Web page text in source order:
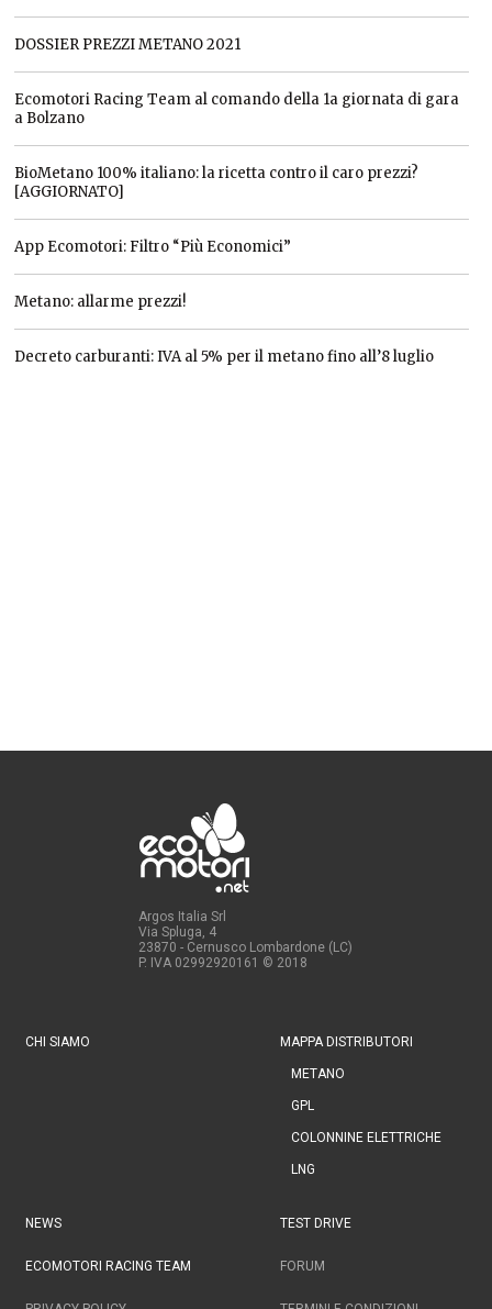
DOSSIER PREZZI METANO 2021
Ecomotori Racing Team al comando della 1a giornata di gara
a Bolzano
BioMetano 100% italiano: la ricetta contro il caro prezzi?
[AGGIORNATO]
App Ecomotori: Filtro “Più Economici”
Metano: allarme prezzi!
Decreto carburanti: IVA al 5% per il metano fino all’8 luglio
Argos Italia Srl
Via Spluga, 4
23870 - Cernusco Lombardone (LC)
P. IVA 02992920161 © 2018
CHI SIAMO MAPPA DISTRIBUTORI
METANO
GPL
COLONNINE ELETTRICHE
LNG
NEWS TEST DRIVE
ECOMOTORI RACING TEAM FORUM